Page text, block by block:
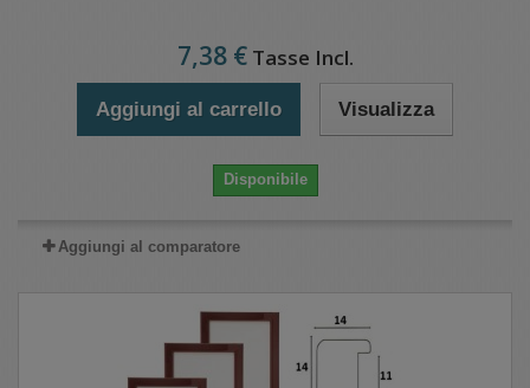
7,38 € Tasse Incl.
Aggiungi al carrello Visualizza
Disponibile
Aggiungi al comparatore